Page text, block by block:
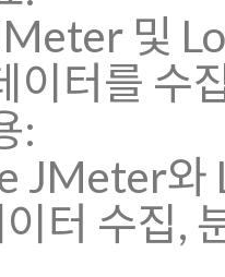
및
이터를 수
:
JMeter와
터 수집,